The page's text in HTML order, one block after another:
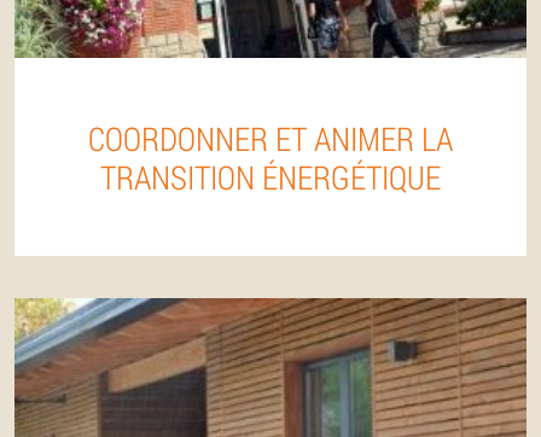
COORDONNER ET ANIMER LA
TRANSITION ÉNERGÉTIQUE